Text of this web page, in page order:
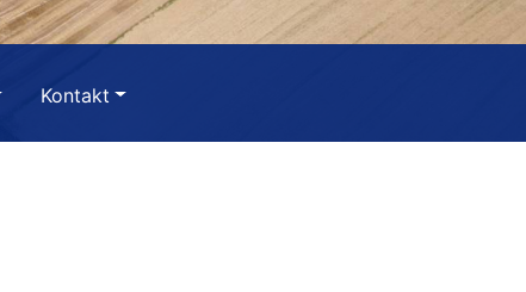
Kontakt